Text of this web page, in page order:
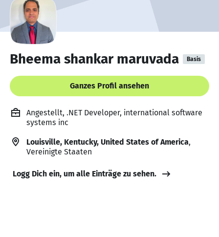
Bheema shankar maruvada Basis
Ganzes Profil ansehen
Angestellt, .NET Developer, international software
systems inc
Louisville, Kentucky, United States of America,
Vereinigte Staaten
Logg Dich ein, um alle Einträge zu sehen.